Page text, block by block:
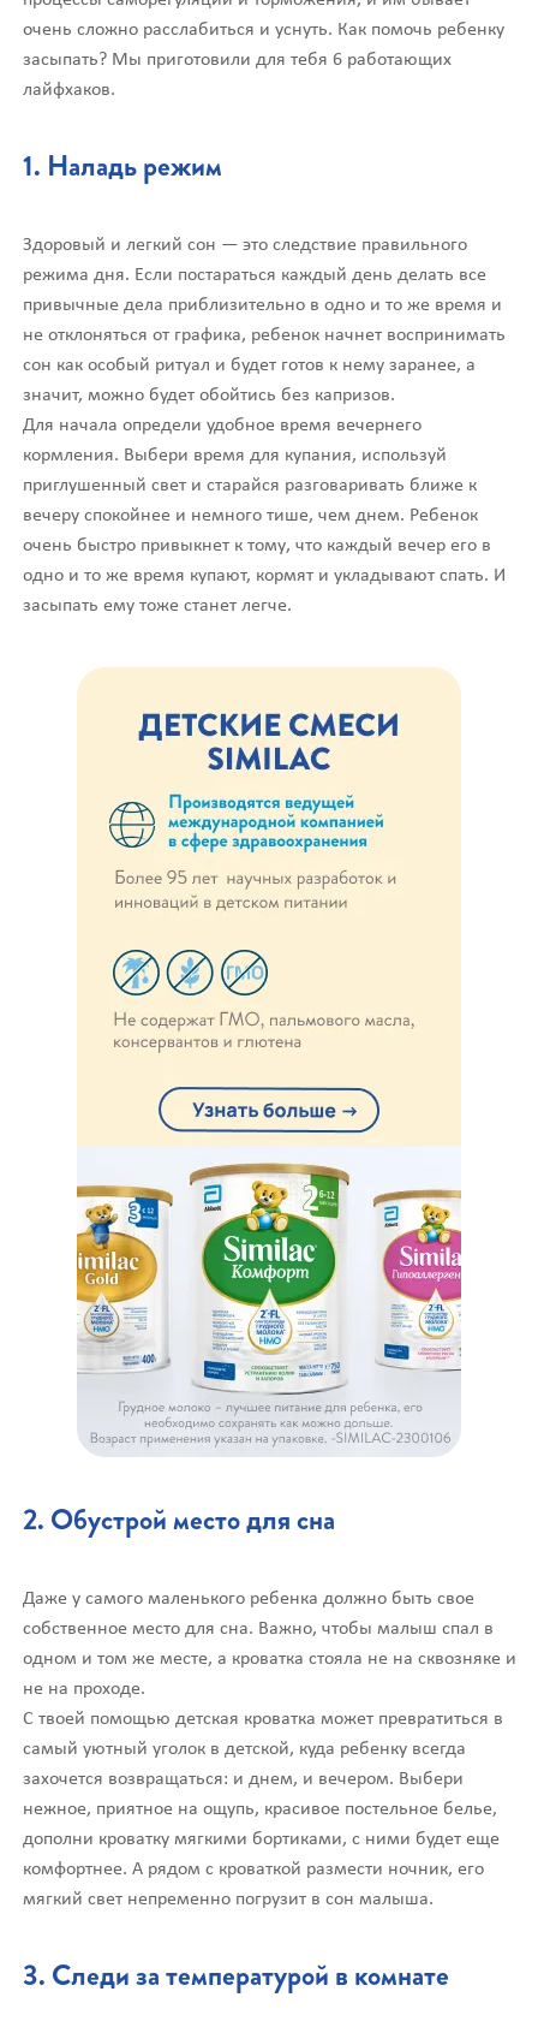
очень сложно расслабиться и уснуть. Как помочь ребенку
засыпать? Мы приготовили для тебя 6 работающих
лайфхаков.
1. Наладь режим
Здоровый и легкий сон — это следствие правильного
режима дня. Если постараться каждый день делать все
привычные дела приблизительно в одно и то же время и
не отклоняться от графика, ребенок начнет воспринимать
сон как особый ритуал и будет готов к нему заранее, а
значит, можно будет обойтись без капризов.
Для начала определи удобное время вечернего
кормления. Выбери время для купания, используй
приглушенный свет и старайся разговаривать ближе к
вечеру спокойнее и немного тише, чем днем. Ребенок
очень быстро привыкнет к тому, что каждый вечер его в
одно и то же время купают, кормят и укладывают спать. И
засыпать ему тоже станет легче.
2. Обустрой место для сна
Даже у самого маленького ребенка должно быть свое
собственное место для сна. Важно, чтобы малыш спал в
одном и том же месте, а кроватка стояла не на сквозняке и
не на проходе.
С твоей помощью детская кроватка может превратиться в
самый уютный уголок в детской, куда ребенку всегда
захочется возвращаться: и днем, и вечером. Выбери
нежное, приятное на ощупь, красивое постельное белье,
дополни кроватку мягкими бортиками, с ними будет еще
комфортнее. А рядом с кроваткой размести ночник, его
мягкий свет непременно погрузит в сон малыша.
3. Следи за температурой в комнате